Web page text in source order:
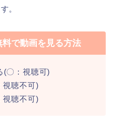
。
料で動画を見る方法
(〇：視聴可)
視聴不可)
視聴不可)